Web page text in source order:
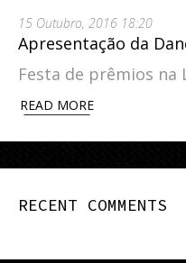
15 Outubro, 2016 18:20
Apresentação da
Festa de prêmios na
READ MORE
RECENT COMMENTS